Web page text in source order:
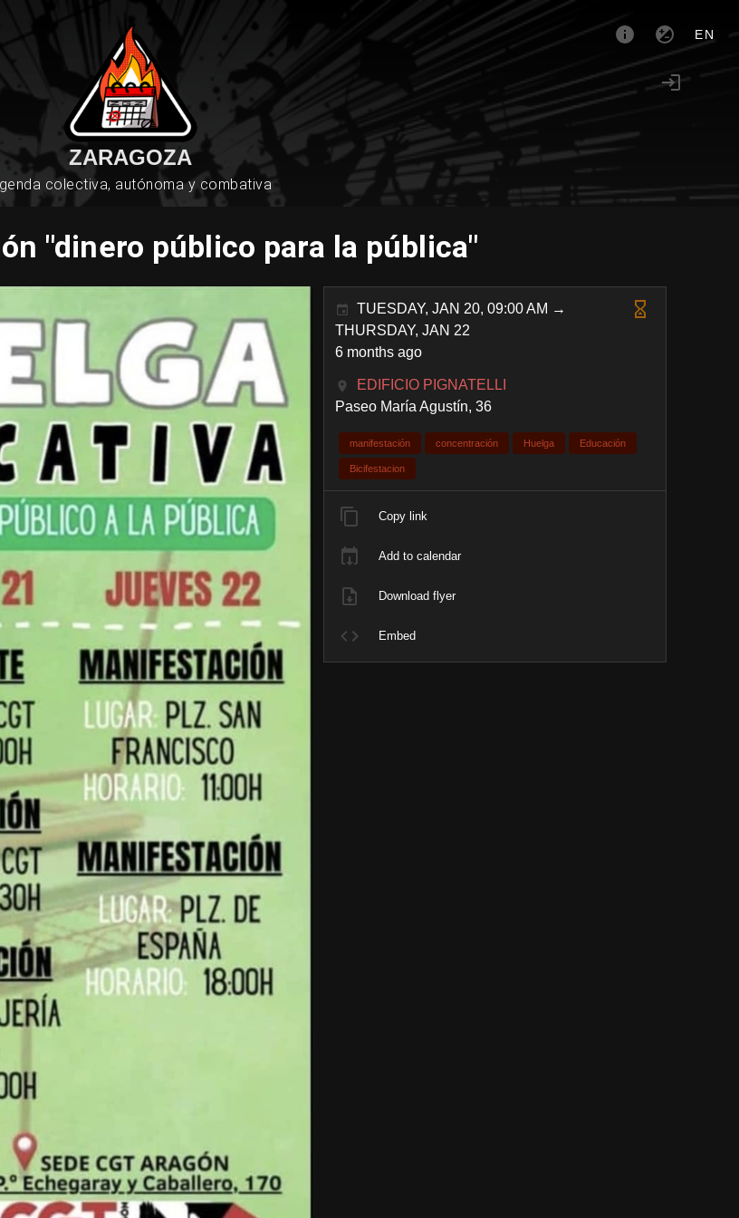
EN
ZARAGOZA
colectiva, autónoma y combativa
"dinero público para la pública"
TUESDAY, JAN 20, 09:00 AM →
THURSDAY, JAN 22
6 months ago
EDIFICIO PIGNATELLI
Paseo María Agustín, 36
manifestación concentración Huelga Educación
Bicifestacion
Copy link
Add to calendar
Download flyer
Embed